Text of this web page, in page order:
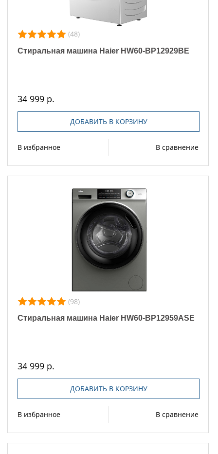
(48)
Стиральная машина Haier HW60-BP12929BE
34 999 р.
ДОБАВИТЬ В КОРЗИНУ
В избранное В сравнение
(98)
Стиральная машина Haier HW60-BP12959ASE
34 999 р.
ДОБАВИТЬ В КОРЗИНУ
В избранное В сравнение